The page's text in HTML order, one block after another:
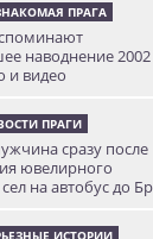
ПРАГА
наводнение 2002
и видео
ПРАГИ
сразу после
ювелирного
на автобус до
ИСТОРИИ